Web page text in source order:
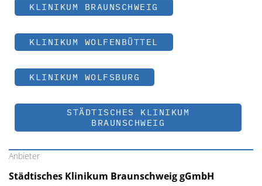
KLINIKUM BRAUNSCHWEIG
KLINIKUM WOLFENBÜTTEL
KLINIKUM WOLFSBURG
STÄDTISCHES KLINIKUM
BRAUNSCHWEIG
Anbieter
Städtisches Klinikum Braunschweig gGmbH